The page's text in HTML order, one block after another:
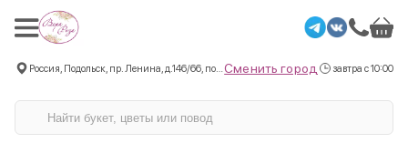
Сменить город завтра с 10:00